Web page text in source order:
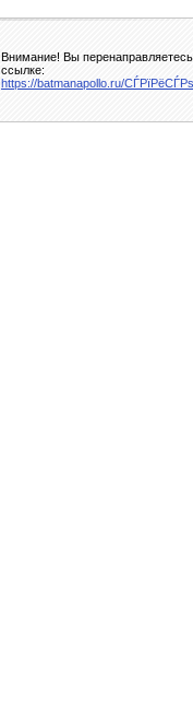
Внимание! Вы
ссылке:
https://batmanapollo.ru/